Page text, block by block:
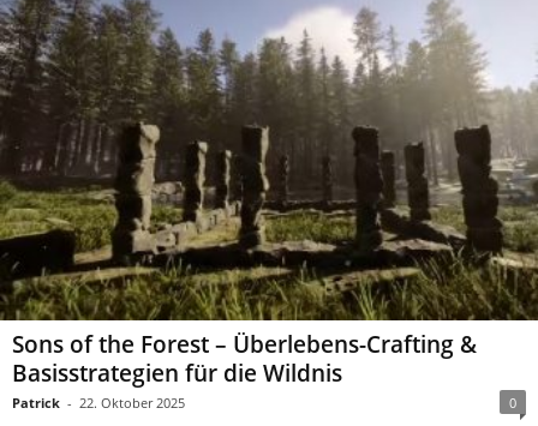
Sons of the Forest – Überlebens-Crafting &
Basisstrategien für die Wildnis
Patrick - 22. Oktober 2025 0